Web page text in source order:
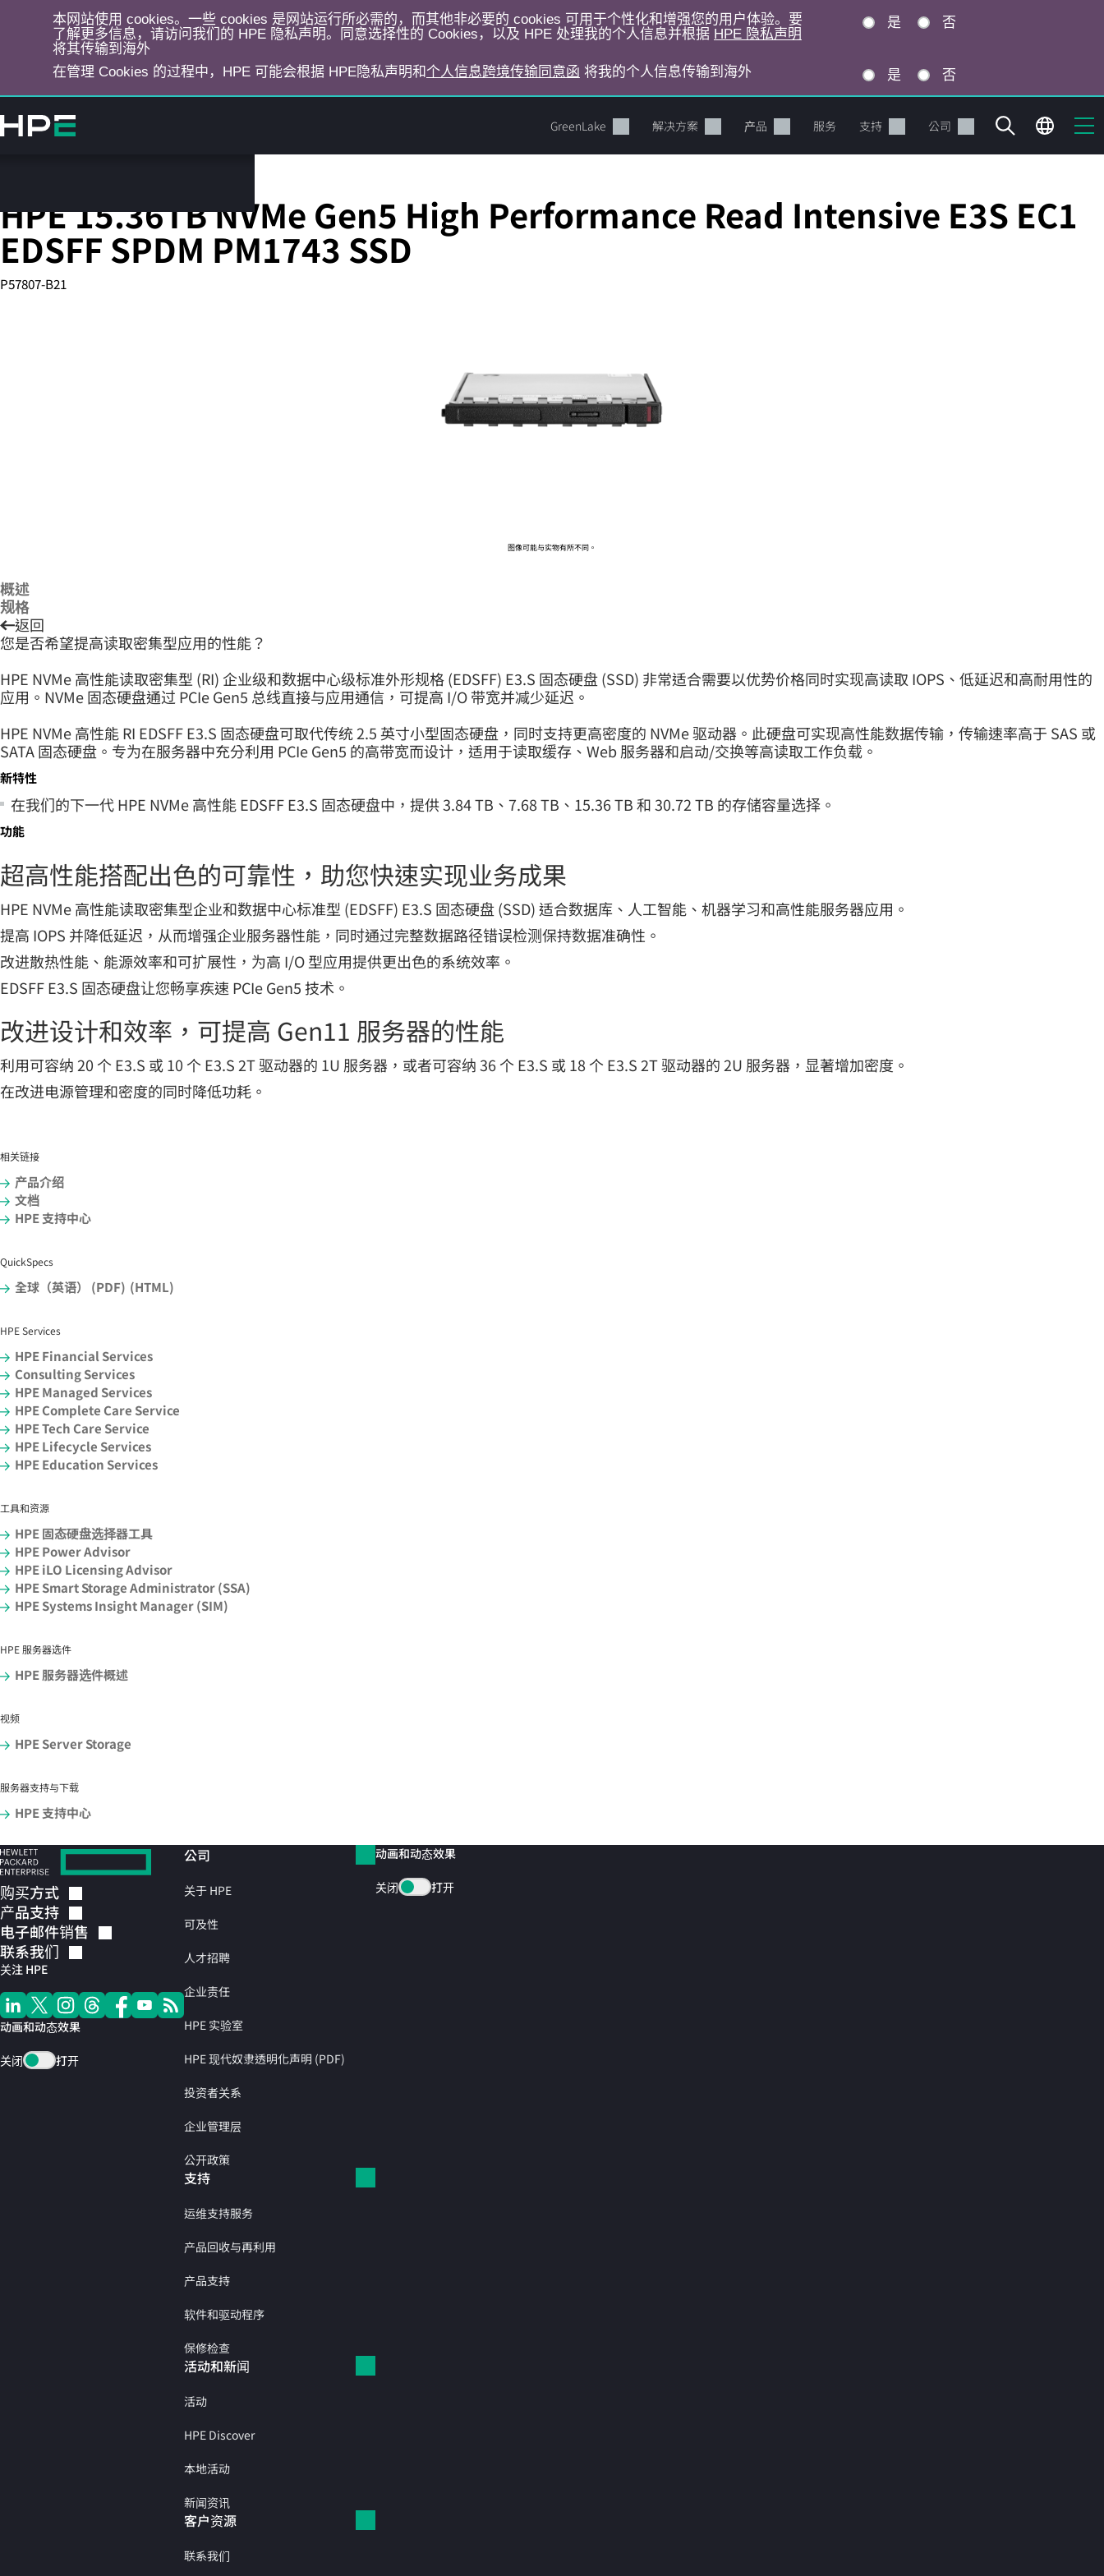
本网站使用 cookies。一些 cookies 是网站运行所必需的，而其他非必要的 cookies 可用于个性化和增强您的用户体验。要
了解更多信息，请访问我们的 HPE 隐私声明。同意选择性的 Cookies，以及 HPE 处理我的个人信息并根据 HPE 隐私声明
将其传输到海外
是 否
在管理 Cookies 的过程中，HPE 可能会根据 HPE隐私声明和 个人信息跨境传输同意函 将我的个人信息传输到海外 是 否
转
到
GreenLake 解决方案 产品 服务 支持 公司
前往 HPE 商店浏览、配置和订购。
立即购买
HPE 15.36TB NVMe Gen5 High Performance Read Intensive E3S EC1
EDSFF SPDM PM1743 SSD
P57807-B21
图像可能与实物有所不同。
概述
规格
返回
您是否希望提高读取密集型应用的性能？
HPE NVMe 高性能读取密集型 (RI) 企业级和数据中心级标准外形规格 (EDSFF) E3.S 固态硬盘 (SSD) 非常适合需要以优势价格同时实现高读取 IOPS、低延迟和高耐用性的
应用。NVMe 固态硬盘通过 PCIe Gen5 总线直接与应用通信，可提高 I/O 带宽并减少延迟。
HPE NVMe 高性能 RI EDSFF E3.S 固态硬盘可取代传统 2.5 英寸小型固态硬盘，同时支持更高密度的 NVMe 驱动器。此硬盘可实现高性能数据传输，传输速率高于 SAS 或
SATA 固态硬盘。专为在服务器中充分利用 PCIe Gen5 的高带宽而设计，适用于读取缓存、Web 服务器和启动/交换等高读取工作负载。
新特性
在我们的下一代 HPE NVMe 高性能 EDSFF E3.S 固态硬盘中，提供 3.84 TB、7.68 TB、15.36 TB 和 30.72 TB 的存储容量选择。
功能
超高性能搭配出色的可靠性，助您快速实现业务成果
HPE NVMe 高性能读取密集型企业和数据中心标准型 (EDSFF) E3.S 固态硬盘 (SSD) 适合数据库、人工智能、机器学习和高性能服务器应用。
提高 IOPS 并降低延迟，从而增强企业服务器性能，同时通过完整数据路径错误检测保持数据准确性。
改进散热性能、能源效率和可扩展性，为高 I/O 型应用提供更出色的系统效率。
EDSFF E3.S 固态硬盘让您畅享疾速 PCIe Gen5 技术。
改进设计和效率，可提高 Gen11 服务器的性能
利用可容纳 20 个 E3.S 或 10 个 E3.S 2T 驱动器的 1U 服务器，或者可容纳 36 个 E3.S 或 18 个 E3.S 2T 驱动器的 2U 服务器，显著增加密度。
在改进电源管理和密度的同时降低功耗。
相关链接
产品介绍
文档
HPE 支持中心
QuickSpecs
全球（英语） (PDF) (HTML)
HPE Services
HPE Financial Services
Consulting Services
HPE Managed Services
HPE Complete Care Service
HPE Tech Care Service
HPE Lifecycle Services
HPE Education Services
工具和资源
HPE 固态硬盘选择器工具
HPE Power Advisor
HPE iLO Licensing Advisor
HPE Smart Storage Administrator (SSA)
HPE Systems Insight Manager (SIM)
HPE 服务器选件
HPE 服务器选件概述
视频
HPE Server Storage
服务器支持与下载
HPE 支持中心
购买方式
产品支持
电子邮件销售
联系我们
关注 HPE
动画和动态效果
关闭 打开
公司
关于 HPE
可及性
人才招聘
企业责任
HPE 实验室
HPE 现代奴隶透明化声明 (PDF)
投资者关系
企业管理层
公开政策
支持
运维支持服务
产品回收与再利用
产品支持
软件和驱动程序
保修检查
活动和新闻
活动
HPE Discover
本地活动
新闻资讯
客户资源
联系我们
动画和动态效果
关闭 打开